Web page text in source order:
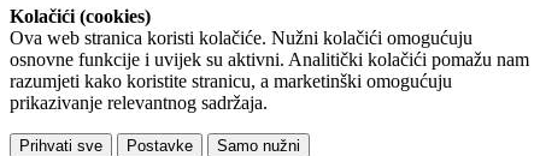
Kolačići (cookies)
Ova web stranica koristi kolačiće. Nužni kolačići omogućuju
osnovne funkcije i uvijek su aktivni. Analitički kolačići pomažu nam
razumjeti kako koristite stranicu, a marketinški omogućuju
prikazivanje relevantnog sadržaja.
Prihvati sve Postavke Samo nužni